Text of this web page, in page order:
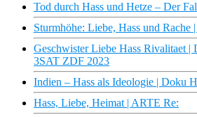
Tod durch Hass und Hetze – Der
Sturmhöhe: Liebe, Hass und
Geschwister Liebe Hass Rivalitaet |
3SAT ZDF 2023
Indien – Hass als Ideologie | Doku
Hass, Liebe, Heimat | ARTE Re: